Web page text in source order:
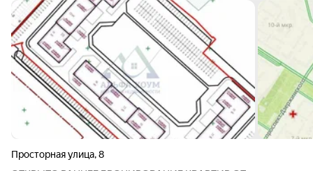
Просторная улица,8